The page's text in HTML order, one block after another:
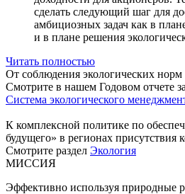
сделать следующий шаг для
амбициозных задач как в
и в плане решения
Читать полностью
От соблюдения экологических норм
Смотрите в нашем Годовом отчете
Система экологического
К комплексной политике по
будущего» в регионах присутствия
Смотрите раздел Экология
МИССИЯ
Эффективно используя природные